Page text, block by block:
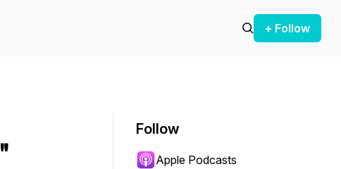
+ Follow
Follow
Apple Podcasts